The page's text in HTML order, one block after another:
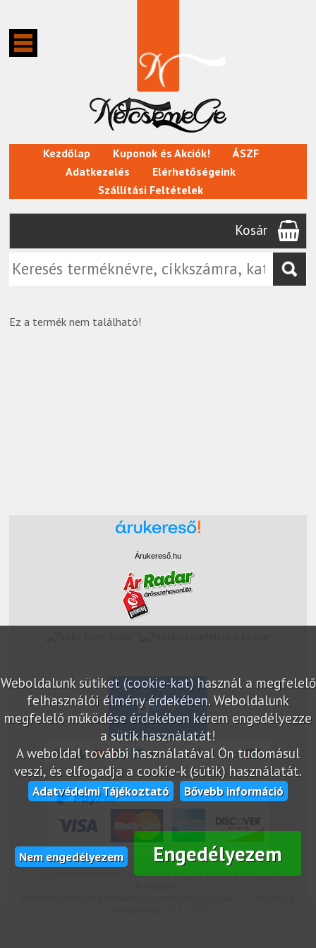
Kezdőlap Kuponok és Akciók!
ÁSZF
Adatkezelés
Elérhetőségeink
Szállítási Feltételek
Kosár
Ez a termék nem található!
Weboldalunk sütiket (cookie-kat) használ a megfelelő
felhasználói élmény érdekében. Weboldalunk
megfelelő működése érdekében kérem engedélyezze
a sütik használatát!
A weboldal további használatával Ön tudomásul
veszi, és elfogadja a cookie-k (sütik) használatát.
Adatvédelmi Tájékoztató Bővebb információ
Nem engedélyezem Engedélyezem
Árukereső.hu
Az oldalon feltüntetek árak bruttó árak. Az árváltoztatás jogát